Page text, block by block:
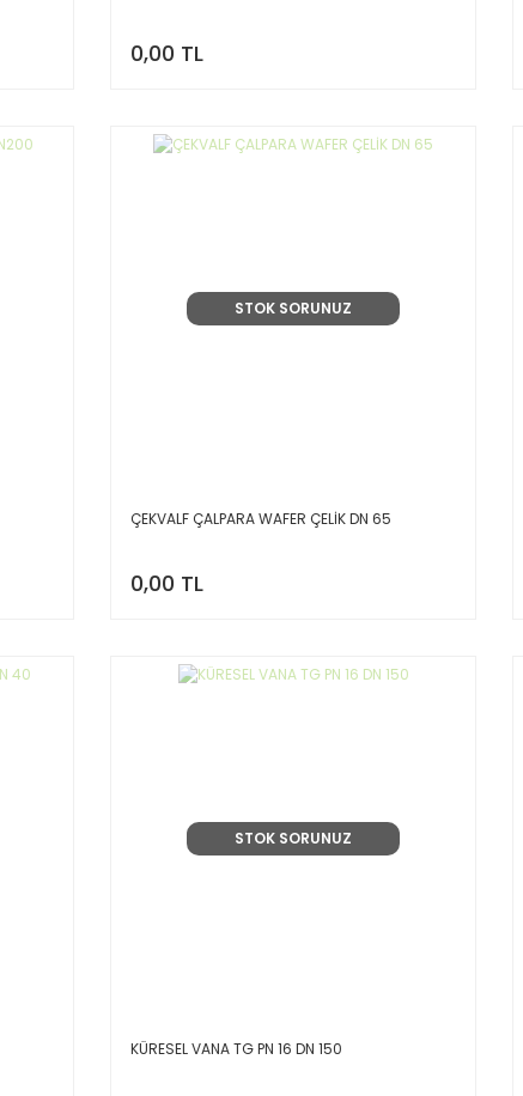
0,00 TL
STOK SORUNUZ
ÇEKVALF ÇALPARA WAFER ÇELİK DN 65
0,00 TL
STOK SORUNUZ
KÜRESEL VANA TG PN 16 DN 150